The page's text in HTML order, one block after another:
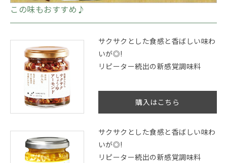
この味もおすすめ♪
サクサクとした食感と香ばしい味わ
いが◎!
リピーター続出の新感覚調味料
購入はこちら
サクサクとした食感と香ばしい味わ
いが◎!
リピーター続出の新感覚調味料